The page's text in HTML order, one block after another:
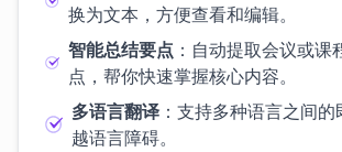
换为文本，方便查看和编辑。
智能总结要点 ：自动提取会议或课
点，帮你快速掌握核心内容。
多语言翻译：支持多种语言之间的
越语言障碍。